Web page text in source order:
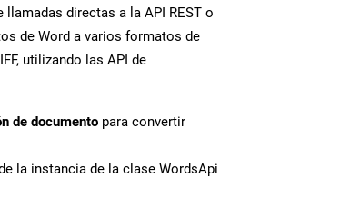
llamadas directas a la API REST o
de Word a varios formatos de
utilizando las API de
de documento para convertir
la instancia de la clase WordsApi